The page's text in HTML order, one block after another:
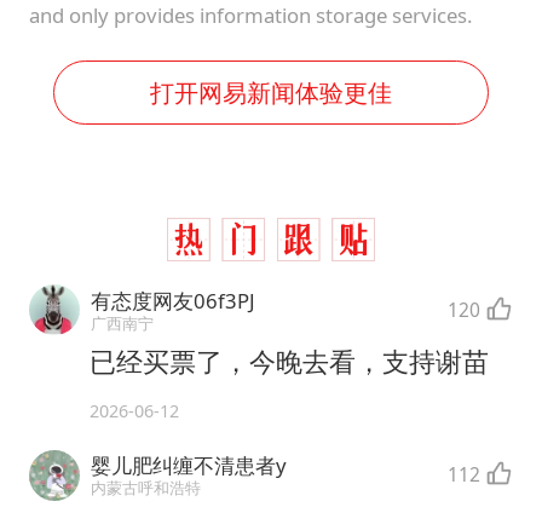
and only provides information storage services.
打开网易新闻体验更佳
有态度网友06f3PJ
广西南宁 120
已经买票了，今晚去看，支持谢苗
2026-06-12
婴儿肥纠缠不清患者y
内蒙古呼和浩特 112